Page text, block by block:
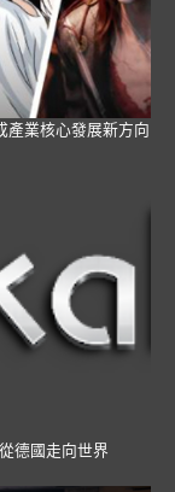
產業核心發展新方向
德國走向世界